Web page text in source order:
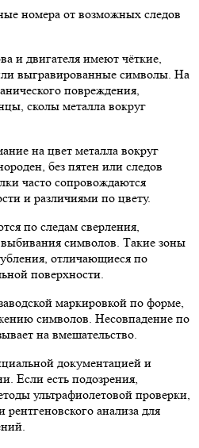
и двигателя имеют чёткие,
выгравированные символы. На
повреждения,
сколы металла вокруг
на цвет металла вокруг
без пятен или следов
часто сопровождаются
и различиями по цвету.
по следам сверления,
символов. Такие зоны
отличающиеся по
поверхности.
маркировкой по форме,
символов. Несовпадение по
на вмешательство.
документацией и
Если есть подозрения,
ультрафиолетовой проверки,
анализа для